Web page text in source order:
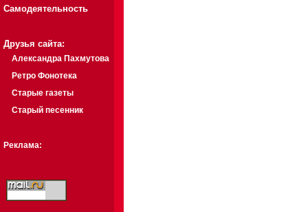
Самодеятельность
Друзья сайта:
Александра Пахмутова
Ретро Фонотека
Старые газеты
Старый песенник
Реклама: